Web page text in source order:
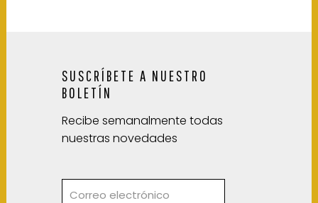
SUSCRÍBETE A NUESTRO
BOLETÍN
Recibe semanalmente todas
nuestras novedades